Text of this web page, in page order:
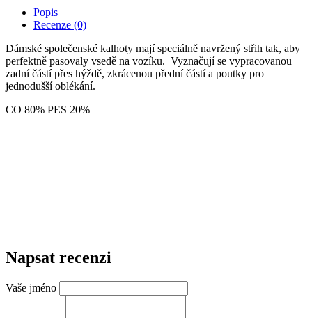
Popis
Recenze (0)
Dámské společenské kalhoty mají speciálně navržený střih tak, aby
perfektně pasovaly vsedě na vozíku. Vyznačují se vypracovanou
zadní částí přes hýždě, zkrácenou přední částí a poutky pro
jednodušší oblékání.
CO 80% PES 20%
Napsat recenzi
Vaše jméno